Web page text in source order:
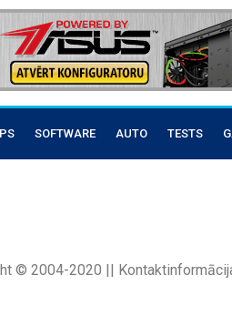
SOFTWARE AUTO TESTS
© 2004-2020 ||